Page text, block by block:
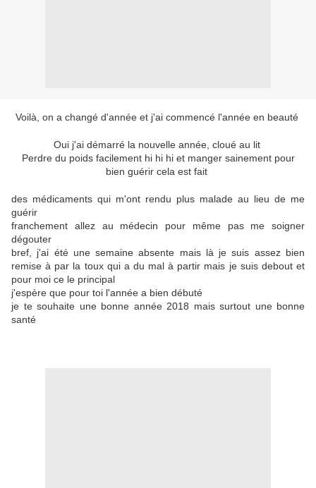
Voilà, on a changé d'année et j'ai commencé l'année en beauté
Oui j'ai démarré la nouvelle année, cloué au lit
Perdre du poids facilement hi hi hi et manger sainement pour
bien guérir cela est fait
des médicaments qui m'ont rendu plus malade au lieu de me
guérir
franchement allez au médecin pour même pas me soigner
dégouter
bref, j'ai été une semaine absente mais là je suis assez bien
remise à par la toux qui a du mal à partir mais je suis debout et
pour moi ce le principal
j'espère que pour toi l'année a bien débuté
je te souhaite une bonne année 2018 mais surtout une bonne
santé